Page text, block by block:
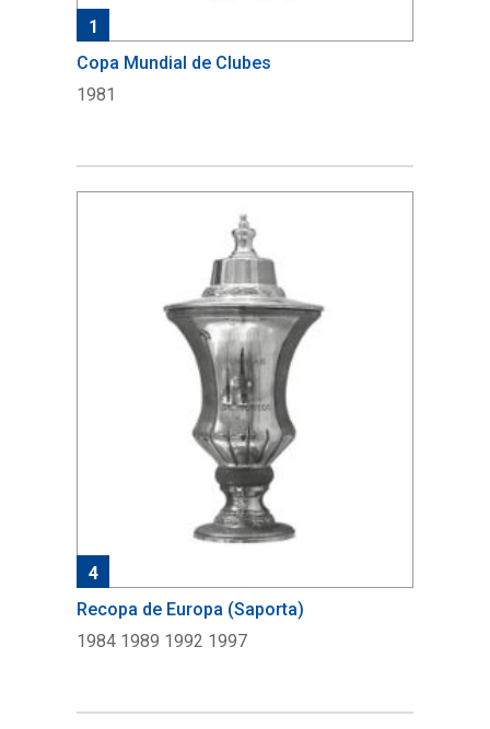
1
Copa Mundial de Clubes
1981
4
Recopa de Europa (Saporta)
1984 1989 1992 1997